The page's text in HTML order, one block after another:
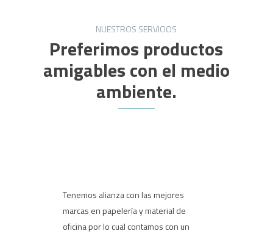
NUESTROS SERVICIOS
Preferimos productos
amigables con el medio
ambiente.
Tenemos alianza con las mejores
marcas en papelería y material de
oficina por lo cual contamos con un